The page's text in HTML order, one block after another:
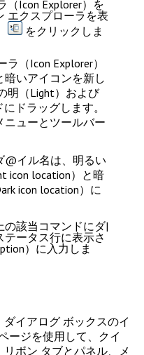
Icon Explorer） を
エクスプローラを表
をクリックしま
（Icon Explorer）
いアイコンを新し
明（Light） および
ドラッグします。
ニューとツールバー
イル名は、 明るい
icon location） と暗
icon location） に
の該当コマンドにダ|
ータス行に表示さ
） に入力しま
ダイアログ ボックスのイ
ージを使用して、クイ
ボン タブとパネル、メ